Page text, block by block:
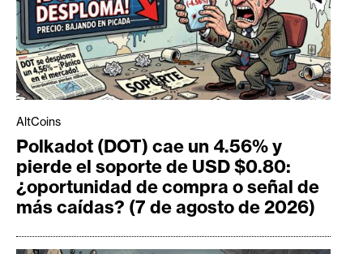
AltCoins
Polkadot (DOT) cae un 4.56% y
pierde el soporte de USD $0.80:
¿oportunidad de compra o señal de
más caídas? (7 de agosto de 2026)